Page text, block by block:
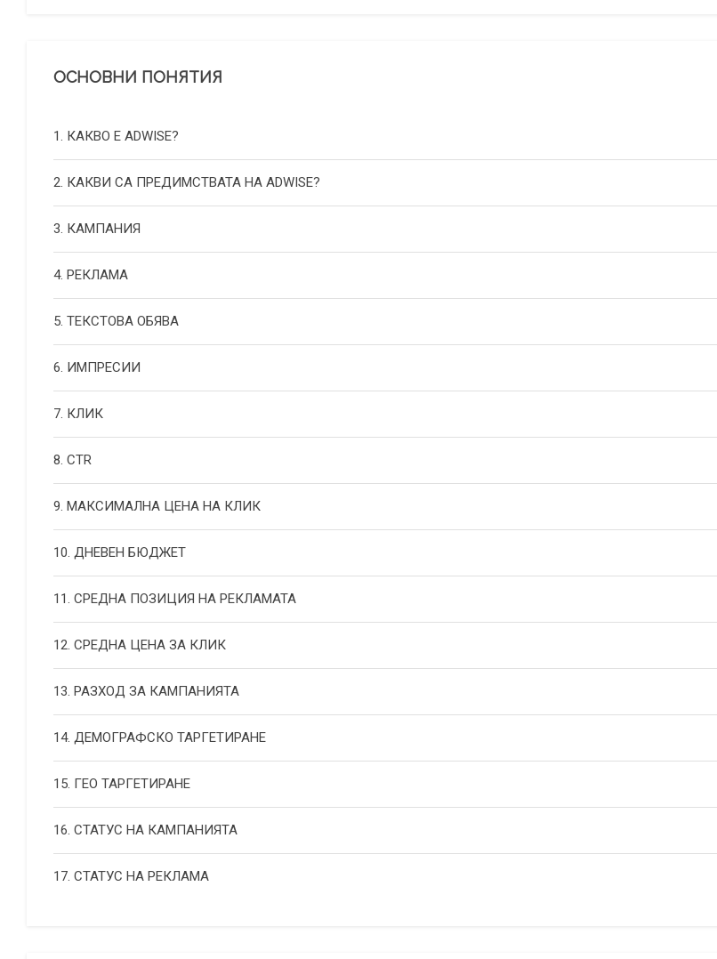
ОСНОВНИ ПОНЯТИЯ
1. КАКВО Е ADWISE?
2. КАКВИ СА ПРЕДИМСТВАТА НА ADWISE?
3. КАМПАНИЯ
4. РЕКЛАМА
5. ТЕКСТОВА ОБЯВА
6. ИМПРЕСИИ
7. КЛИК
8. CTR
9. МАКСИМАЛНА ЦЕНА НА КЛИК
10. ДНЕВЕН БЮДЖЕТ
11. СРЕДНА ПОЗИЦИЯ НА РЕКЛАМАТА
12. СРЕДНА ЦЕНА ЗА КЛИК
13. РАЗХОД ЗА КАМПАНИЯТА
14. ДЕМОГРАФСКО ТАРГЕТИРАНЕ
15. ГЕО ТАРГЕТИРАНЕ
16. СТАТУС НА КАМПАНИЯТА
17. СТАТУС НА РЕКЛАМА